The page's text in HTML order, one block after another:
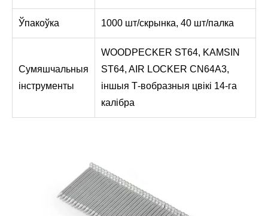
Ўпакоўка 1000 шт/скрынка, 40 шт/палка
Сумяшчальныя
інструменты
WOODPECKER ST64, KAMSIN
ST64, AIR LOCKER CN64A3,
іншыя Т-вобразныя цвікі 14-га
калібра